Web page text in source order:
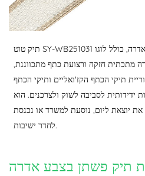
תיק טוט SY-WB251031 זה, עשוי מפשתן טבעי מסוג אדרה, כולל לוגו
מתכתית חזקה ורצועת כתף מתכווננת,
תיקי הכתף הקז'ואליים ותיקי הכתף
ידידותית לסביבה לשוק ולצרכנים. הוא
יוצאת ליום, נוסעת למשרד או נכנסת
לחדר ישיבות.